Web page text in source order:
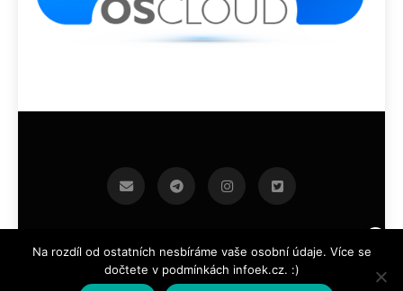
infoek.cz 2026.Developed By BlazeThemes .
Na rozdíl od ostatních nesbíráme vaše osobní údaje. Více se
dočtete v podmínkách infoek.cz. :)